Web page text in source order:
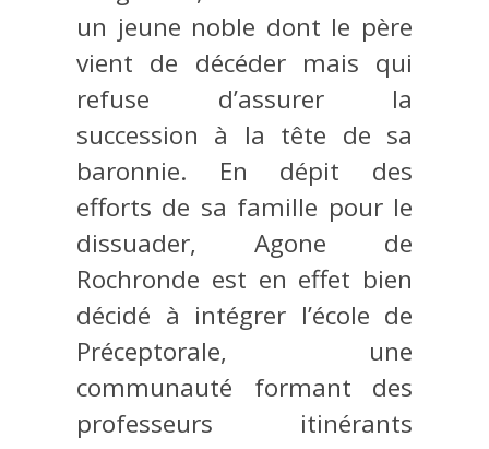
un jeune noble dont le père
vient de décéder mais qui
refuse d’assurer la
succession à la tête de sa
baronnie. En dépit des
efforts de sa famille pour le
dissuader, Agone de
Rochronde est en effet bien
décidé à intégrer l’école de
Préceptorale, une
communauté formant des
professeurs itinérants